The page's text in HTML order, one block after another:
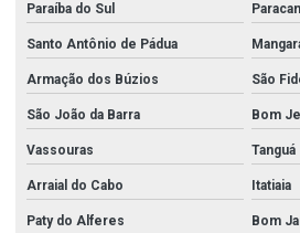
Conexões galvanizadas em go
Conexões galvanizadas em goiânia
Conexões galvanizadas em goiânia go
Conexões galvanizadas em goiás
Conexões grooved
Conexões inox
Paraíba do Sul
Santo Antônio de Pádua
Armação dos Búzios São
São João da Barra Bom
Vassouras Tanguá
Arraial do Cabo Itatiaia
Paty do Alferes Bom